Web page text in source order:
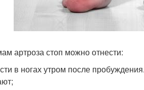
артроза стоп можно отнести:
в ногах утром после